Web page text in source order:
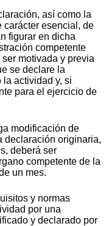
así como la
carácter esencial, de
figurar en dicha
competente
motivada y previa
se declare la
actividad y, si
para el ejercicio de
modificación de
declaración originaria,
deberá ser
competente de la
un mes.
y normas
por una
y declarado por